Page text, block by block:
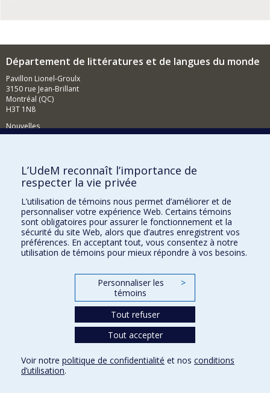
Département de littératures et de langues du monde
Pavillon Lionel-Groulx
3150 rue Jean-Brillant
Montréal (QC)
H3T 1N8
Nouvelles
Comment soutenir le Département?
BESOIN D'AIDE?
Plan du site
Signaler une erreur
Accessibilité
FACULTÉ DES ARTS ET DES SCIENCES
Nos départements et écoles
Conditions d’utilisation
L’UdeM reconnaît l’importance de
respecter la vie privée
L’utilisation de témoins nous permet d’améliorer et de
personnaliser votre expérience Web. Certains témoins
sont obligatoires pour assurer le fonctionnement et la
sécurité du site Web, alors que d’autres enregistrent vos
préférences. En acceptant tout, vous consentez à notre
utilisation de témoins pour mieux répondre à vos besoins.
Personnaliser les
témoins
>
Tout refuser
Tout accepter
Voir notre politique de confidentialité et nos conditions
d’utilisation.